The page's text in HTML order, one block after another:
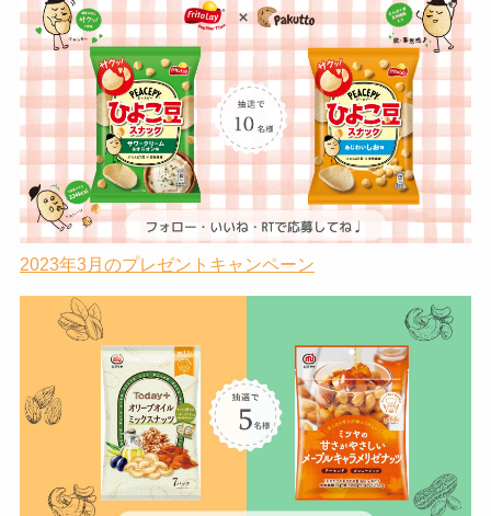
2023年3月のプレゼントキャンペーン